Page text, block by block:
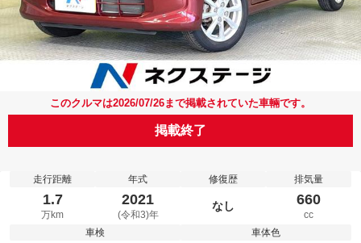
このクルマは2026/07/26まで掲載されていた車輛です。
掲載終了
走行距離
1.7
万km
年式
2021
(令和3)年
修復歴
なし
排気量
660
cc
車検
車体色